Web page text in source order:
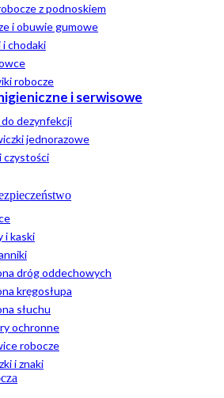
z podnoskiem
i obuwie gumowe
i chodaki
robocze
i serwisowe
do dezynfekcji
jednorazowe
czystości
i kaski
dróg oddechowych
kręgosłupa
słuchu
ochronne
robocze
i znaki